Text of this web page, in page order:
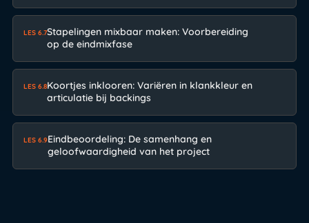
LES 6.7Stapelingen mixbaar maken: Voorbereiding
op de eindmixfase
LES 6.8Koortjes inklooren: Variëren in klankkleur en
articulatie bij backings
LES 6.9Eindbeoordeling: De samenhang en
geloofwaardigheid van het project